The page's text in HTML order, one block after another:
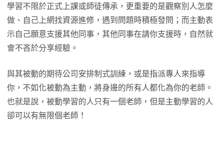
學習不限於正式上課或師徒傳承，更重要的是觀察別人怎麼
做、自己上網找資源進修，遇到問題時積極發問；而主動表
示自己願意支援其他同事，其他同事在請你支援時，自然就
會不吝於分享經驗。
與其被動的期待公司安排制式訓練，或是指派專人來指導
你，不如化被動為主動，將身邊的所有人都化為你的老師。
也就是說，被動學習的人只有一個老師，但是主動學習的人
卻可以有無限個老師！